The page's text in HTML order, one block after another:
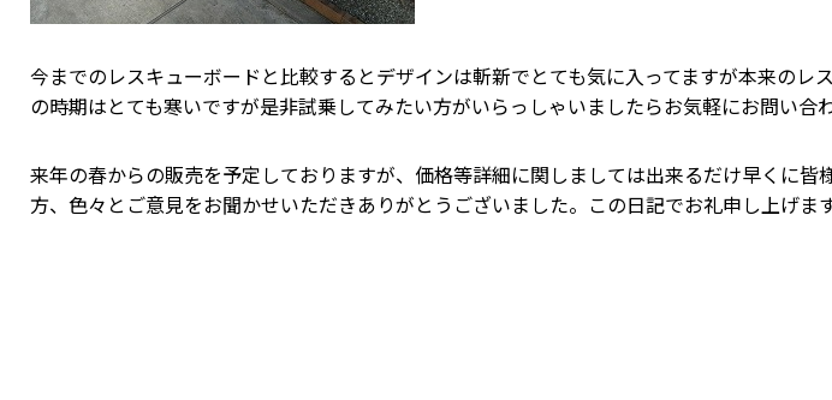
今までのレスキューボードと比較するとデザインは斬新でとても気に入ってますが本来の
の時期はとても寒いですが是非試乗してみたい方がいらっしゃいましたらお気軽にお問い合
来年の春からの販売を予定しておりますが、価格等詳細に関しましては出来るだけ早くに
方、色々とご意見をお聞かせいただきありがとうございました。この日記でお礼申し上げます